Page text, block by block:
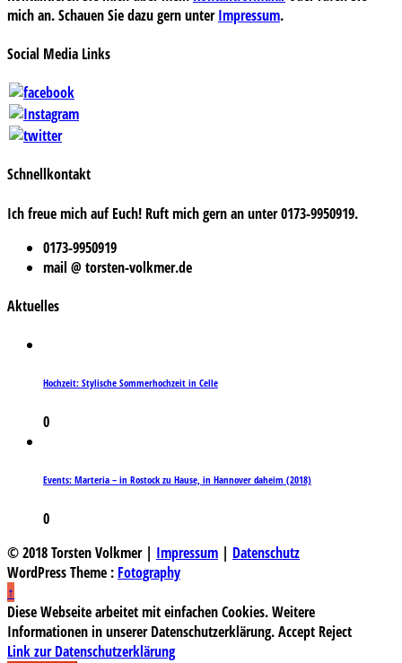
mich an. Schauen Sie dazu gern unterImpressum.
Social Media Links
Schnellkontakt
Ich freue mich auf Euch! Ruft mich gern an unter 0173-9950919.
0173-9950919
mail @ torsten-volkmer.de
Aktuelles
Hochzeit: Stylische Sommerhochzeit in Celle
0
Events: Marteria – in Rostock zu Hause, in Hannover daheim (2018)
0
© 2018 Torsten Volkmer | Impressum | Datenschutz
WordPress Theme : Fotography
↑
Diese Webseite arbeitet mit einfachen Cookies. Weitere
Informationen in unserer Datenschutzerklärung.Accept Reject
Link zur Datenschutzerklärung